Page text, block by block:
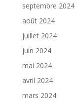
septembre 2024
août 2024
juillet 2024
juin 2024
mai 2024
avril 2024
mars 2024